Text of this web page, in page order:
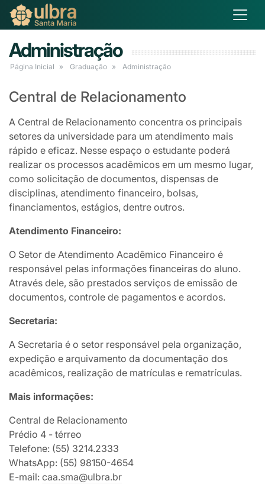
Administração
Página Inicial Graduação Administração
Central de Relacionamento
A Central de Relacionamento concentra os principais
setores da universidade para um atendimento mais
rápido e eficaz. Nesse espaço o estudante poderá
realizar os processos acadêmicos em um mesmo lugar,
como solicitação de documentos, dispensas de
disciplinas, atendimento financeiro, bolsas,
financiamentos, estágios, dentre outros.
Atendimento Financeiro:
O Setor de Atendimento Acadêmico Financeiro é
responsável pelas informações financeiras do aluno.
Através dele, são prestados serviços de emissão de
documentos, controle de pagamentos e acordos.
Secretaria:
A Secretaria é o setor responsável pela organização,
expedição e arquivamento da documentação dos
acadêmicos, realização de matrículas e rematrículas.
Mais informações:
Central de Relacionamento
Prédio 4 - térreo
Telefone: (55) 3214.2333
WhatsApp: (55) 98150-4654
E-mail: caa.sma@ulbra.br